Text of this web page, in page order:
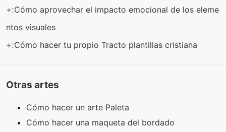
+:Cómo aprovechar el impacto emocional de los eleme
ntos visuales
+:Cómo hacer tu propio Tracto plantillas cristiana
Otras artes
Cómo hacer un arte Paleta
Cómo hacer una maqueta del bordado